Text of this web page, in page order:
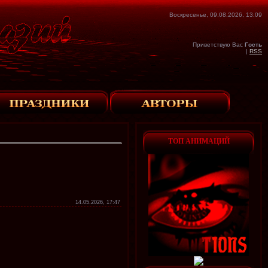
Воскресенье, 09.08.2026, 13:09
Приветствую Вас Гость
| RSS
14.05.2026, 17:47
ТОП АНИМАЦИЙ